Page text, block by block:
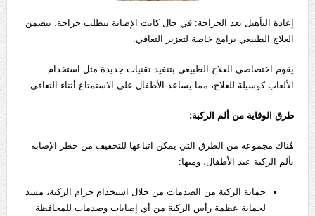
إعادة التأهيل بعد الجراحة: في حال كانت الإصابة تتطلب جراحة، يتضمن
العلاج الطبيعي برامج خاصة لتعزيز التعافي.
يقوم اختصاصي العلاج الطبيعي بتنفيذ تقنيات جديدة مثل استخدام
الألعاب كوسيلة للعلاج، مما يساعد الأطفال على الاستمتاع أثناء التعافي.
طرق الوقاية من ألم الركبة:
هُناك مجموعة من الطرق التي يمكن اتباعها للتخفيف من خطر الإصابة
بألم الركبة عند الأطفال، ومنها:
حماية الركبة من الصدمات من خلال استخدام حزام الركبة، مشد
لحماية عظمة رأس الركبة من أي إصابات وصدمات للمحافظة